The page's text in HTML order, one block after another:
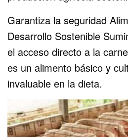
Garantiza la seguridad
Desarrollo Sostenible
el acceso directo a la
es un alimento básico y
invaluable en la dieta.